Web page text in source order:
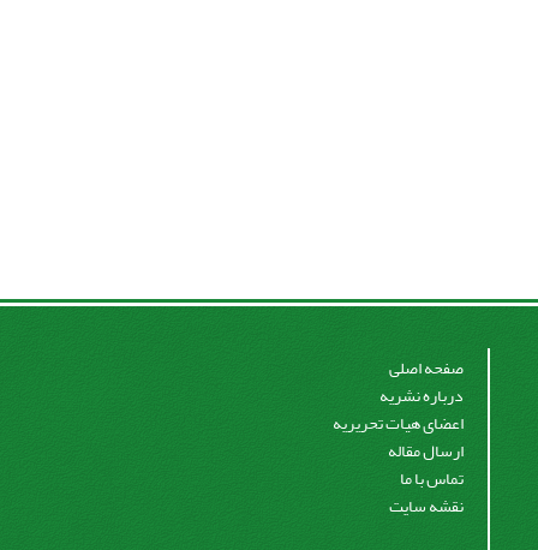
صفحه اصلی
درباره نشریه
اعضای هیات تحریریه
ارسال مقاله
تماس با ما
نقشه سایت